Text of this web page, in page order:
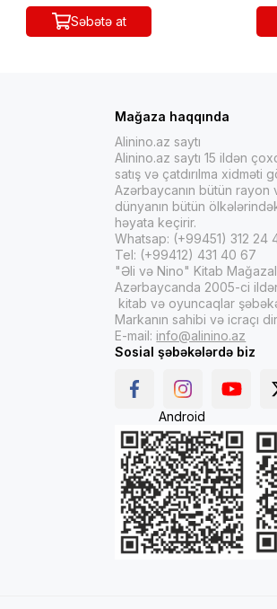
Səbətə at
Mağaza haqqında
Alinino.az saytı
Alinino.az saytı 15 ildən
satış və çatdırılma xidməti
Azərbaycanın bütün rayon
dünyanın bütün
həyata keçirir.
Whatsap: (+99451) 312 24
Tel: (+99412) 431 40 67
"Əli və Nino" Kitab
Azərbaycanda 2005-ci
kitab və oyuncaqlar
Markanın sahibi və icraçı
E-mail: info@alinino.az
Sosial şəbəkələrdə biz
Android